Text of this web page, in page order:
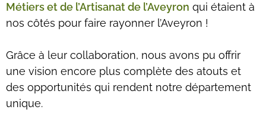
Métiers et de l’Artisanat de l’Aveyron qui étaient à
nos côtés pour faire rayonner l’Aveyron !
Grâce à leur collaboration, nous avons pu offrir
une vision encore plus complète des atouts et
des opportunités qui rendent notre département
unique.